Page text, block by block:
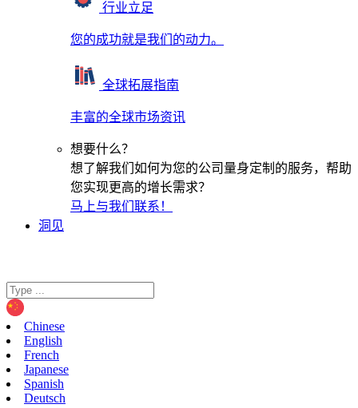
行业立足
您的成功就是我们的动力。
全球拓展指南
丰富的全球市场资讯
想要什么？
想了解我们如何为您的公司量身定制的服务，帮助
您实现更高的增长需求？
马上与我们联系！
洞见
Chinese
English
French
Japanese
Spanish
Deutsch